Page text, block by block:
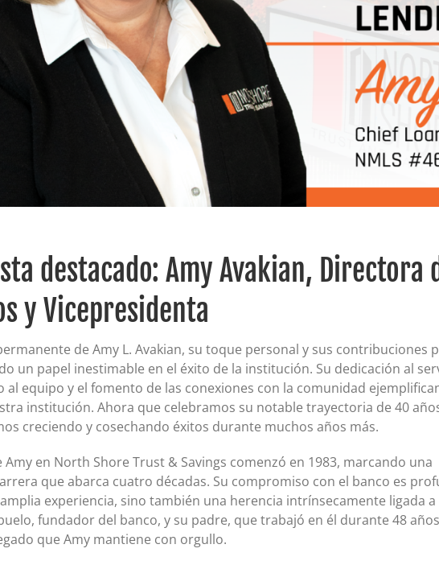
Certificados de depósito (CD)
Cuentas individuales de jubilación (IRA)
Tipos actuales de cuentas IRA y CD
destacado: Amy Avakian, Directora
y Vicepresidenta
de Amy L. Avakian, su toque personal y sus contribuciones
un papel inestimable en el éxito de la institución. Su dedicación al
al equipo y el fomento de las conexiones con la comunidad
institución. Ahora que celebramos su notable trayectoria de 40
creciendo y cosechando éxitos durante muchos años más.
Amy en North Shore Trust & Savings comenzó en 1983, marcando una
que abarca cuatro décadas. Su compromiso con el banco es
experiencia, sino también una herencia intrínsecamente ligada a
fundador del banco, y su padre, que trabajó en él durante 48
que Amy mantiene con orgullo.